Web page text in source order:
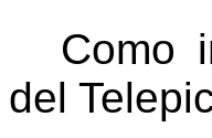
Como
del